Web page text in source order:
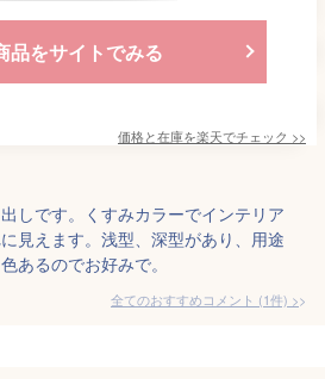
品をサイトでみる
価格と在庫を楽天でチェック >>
しです。くすみカラーでインテリア
見えます。浅型、深型があり、用途
あるのでお好みで。
全てのおすすめコメント (1件) >